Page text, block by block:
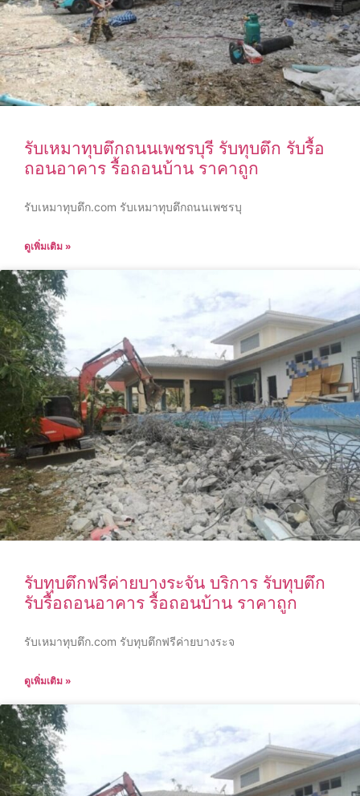
รับเหมาทุบตึกถนนเพชรบุรี รับทุบตึก รับรื้อ
ถอนอาคาร รื้อถอนบ้าน ราคาถูก
รับเหมาทุบตึก.com รับเหมาทุบตึกถนนเพชรบุ
ดูเพิ่มเติม »
รับทุบตึกฟรีค่ายบางระจัน บริการ รับทุบตึก
รับรื้อถอนอาคาร รื้อถอนบ้าน ราคาถูก
รับเหมาทุบตึก.com รับทุบตึกฟรีค่ายบางระจ
ดูเพิ่มเติม »